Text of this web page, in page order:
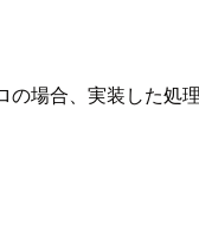
場合、実装した処